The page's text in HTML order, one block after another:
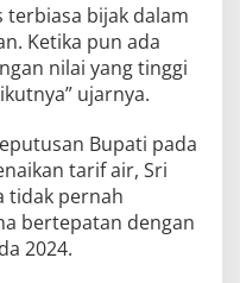
terbiasa bijak dalam
Ketika pun ada
nilai yang tinggi
ujarnya.
Bupati pada
tarif air, Sri
tidak pernah
bertepatan dengan
2024.